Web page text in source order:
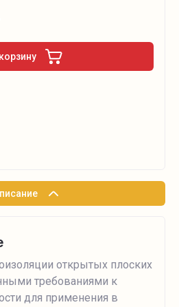
открытых плоских
требованиями к
для применения в